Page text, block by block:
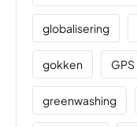
globalisering
gokken GPS
greenwashing